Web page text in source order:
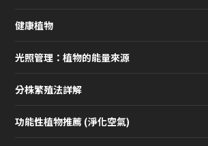
健康植物
光照管理：植物的能量來源
分株繁殖法詳解
功能性植物推薦 (淨化空氣)